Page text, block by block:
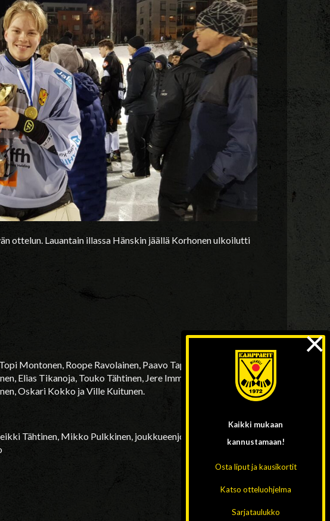
ottelun. Lauantain illassa Hänskin jäällä Korhonen ulkoilutti
Montonen, Roope Ravolainen, Paavo Tapio, Simo Huotelin,
Elias Tikanoja, Touko Tähtinen, Jere Immonen, Veeti
Oskari Kokko ja Ville Kuitunen.
Tähtinen, Mikko Pulkkinen, joukkueenjohto Lauri
Kaikki mukaan
kannustamaan!
Osta liput ja kausikortit
Katso otteluohjelma
Sarjataulukko
×